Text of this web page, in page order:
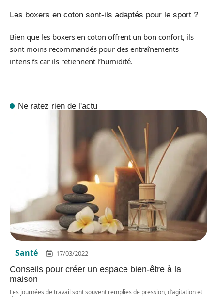
Les boxers en coton sont-ils adaptés pour le sport ?
Bien que les boxers en coton offrent un bon confort, ils
sont moins recommandés pour des entraînements
intensifs car ils retiennent l’humidité.
Ne ratez rien de l'actu
Santé 17/03/2022
Conseils pour créer un espace bien-être à la
maison
Les journées de travail sont souvent remplies de pression, d’agitation et